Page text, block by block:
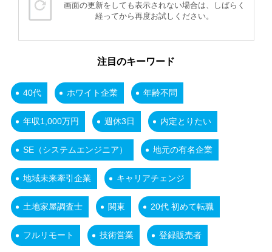
画面の更新をしても表示されない場合は、しばらく
経ってから再度お試しください。
注目のキーワード
40代 ホワイト企業 年齢不問
年収1,000万円 週休3日 内定とりたい
SE（システムエンジニア） 地元の有名企業
地域未来牽引企業 キャリアチェンジ
土地家屋調査士 関東 20代 初めて転職
フルリモート 技術営業 登録販売者